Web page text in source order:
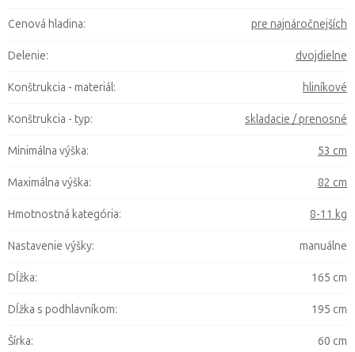
Cenová hladina: pre najnáročnejších
Delenie: dvojdielne
Konštrukcia - materiál: hliníkové
Konštrukcia - typ: skladacie / prenosné
Minimálna výška: 53 cm
Maximálna výška: 82 cm
Hmotnostná kategória: 8-11 kg
Nastavenie výšky: manuálne
Dĺžka: 165 cm
Dĺžka s podhlavníkom: 195 cm
Šírka: 60 cm